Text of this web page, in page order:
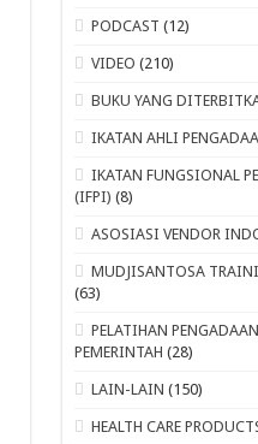
PODCAST (12)
VIDEO (210)
BUKU YANG
IKATAN AHLI
IKATAN FUNGSIONAL
(IFPI) (8)
ASOSIASI VENDOR
MUDJISANTOSA
(63)
PELATIHAN
PEMERINTAH (28)
LAIN-LAIN (150)
HEALTH CARE